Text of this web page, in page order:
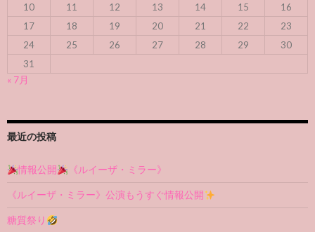
10
11 12 13 14 15
16
17
18 19 20 21 22
23
24
25 26 27 28 29
30
31
« 7月
最近の投稿
情報公開 《ルイーザ・ミラー》
《ルイーザ・ミラー》公演もうすぐ情報公開
糖質祭り